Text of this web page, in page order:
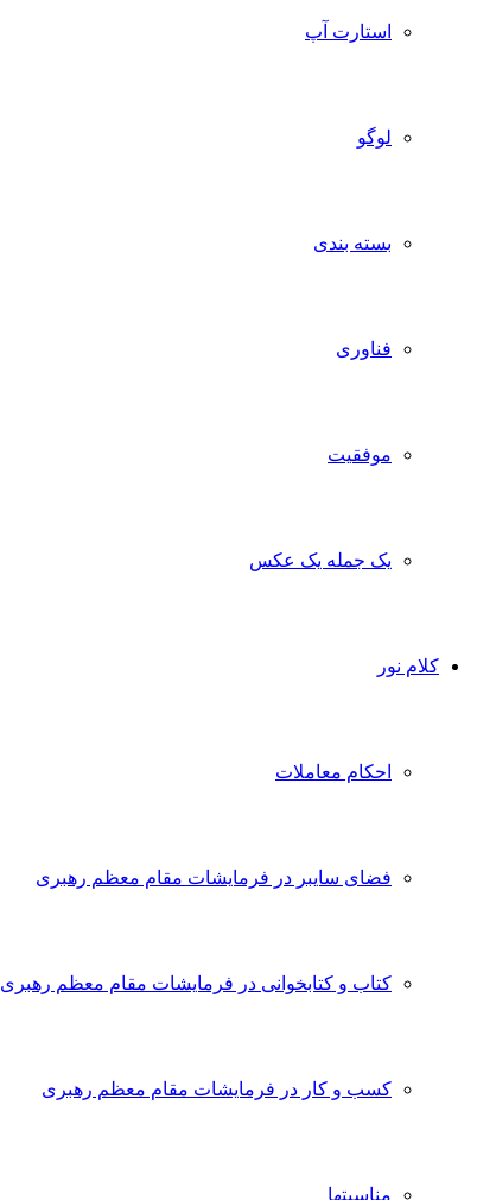
استارت آپ
لوگو
بسته بندی
فناوری
موفقیت
یک جمله یک عکس
کلام نور
احکام معاملات
فضای سایبر در فرمایشات مقام معظم رهبری
کتاب و کتابخوانی در فرمایشات مقام معظم رهبری
کسب و کار در فرمایشات مقام معظم رهبری
مناسبتها